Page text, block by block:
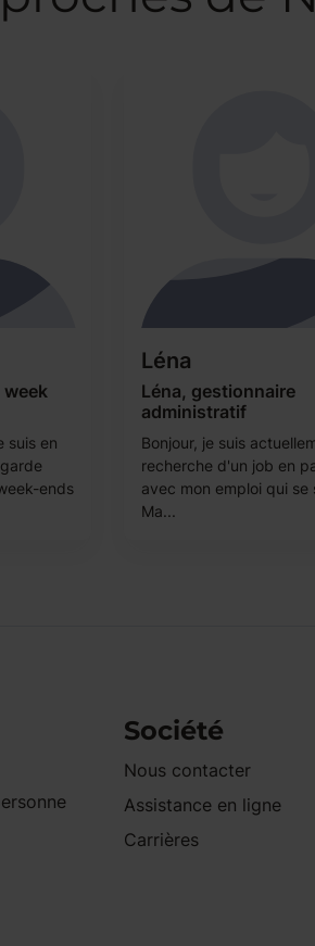
week
suis en
ends
Léna
Léna, gestionnaire
administratif
Bonjour, je suis
recherche d'un job en
avec mon emploi qui se
Ma...
Société
Nous contacter
Assistance en ligne
Carrières